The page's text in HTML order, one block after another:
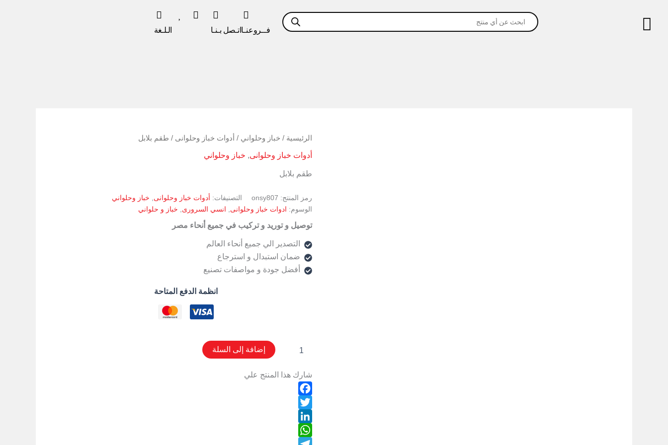
المحتوى
Products
search
فــروعنـا اتـصل بـنـا الـلـغة
الرئيسية / خباز وحلواني / أدوات خباز وحلوانى / طقم بلابل
أدوات خباز وحلوانى, خباز وحلواني
طقم بلابل
رمز المنتج: onsy807 التصنيفات: أدوات خباز وحلوانى
خباز وحلواني
الوسوم: ادوات خباز وحلوانى انسي السرورى خباز و حلواني
توصيل و توريد و تركيب في جميع أنحاء مصر
التصدير الي جميع أنحاء العالم
ضمان استبدال و استرجاع
أفضل جودة و مواصفات تصنيع
انظمة الدفع المتاحة
كمية
بلابل
إضافة إلى السلة
شارك هذا المنتج علي
Facebook
Twitter
LinkedIn